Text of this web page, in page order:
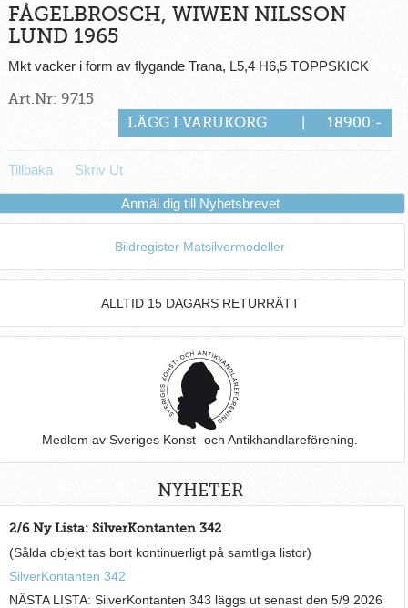
FÅGELBROSCH, WIWEN NILSSON
LUND 1965
Mkt vacker i form av flygande Trana, L5,4 H6,5 TOPPSKICK
Art.Nr: 9715
LÄGG I VARUKORG
| 18900:-
Tillbaka Skriv Ut
Anmäl dig till Nyhetsbrevet
Bildregister Matsilvermodeller
ALLTID 15 DAGARS RETURRÄTT
Medlem av Sveriges Konst- och Antikhandlareförening.
NYHETER
2/6 Ny Lista: SilverKontanten 342
(Sålda objekt tas bort kontinuerligt på samtliga listor)
SilverKontanten 342
NÄSTA LISTA: SilverKontanten 343 läggs ut senast den 5/9 2026